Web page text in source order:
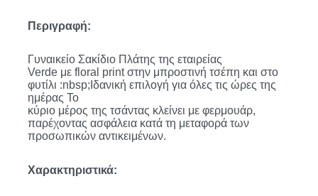
Περιγραφή:
Γυναικείο Σακίδιο Πλάτης της εταιρείας
Verde με floral print στην μπροστινή τσέπη και στο
φυτίλι :nbsp; Ιδανική επιλογή για όλες τις ώρες της
ημέρας Το
κύριο μέρος της τσάντας κλείνει με φερμουάρ,
παρέχοντας ασφάλεια κατά τη μεταφορά των
προσωπικών αντικειμένων.
Χαρακτηριστικά: